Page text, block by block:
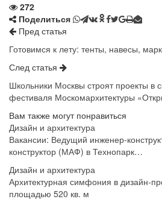
272
Поделиться
Пред статья
Готовимся к лету: тенты, навесы,
След статья
Школьники Москвы строят проекты в
фестиваля Москомархитектуры
Вам также могут понравиться
Дизайн и архитектура
Вакансии: Ведущий инженер-
конструктор (МАФ) в Технопарк…
Дизайн и архитектура
Архитектурная симфония в дизайн-
площадью 520 кв. м